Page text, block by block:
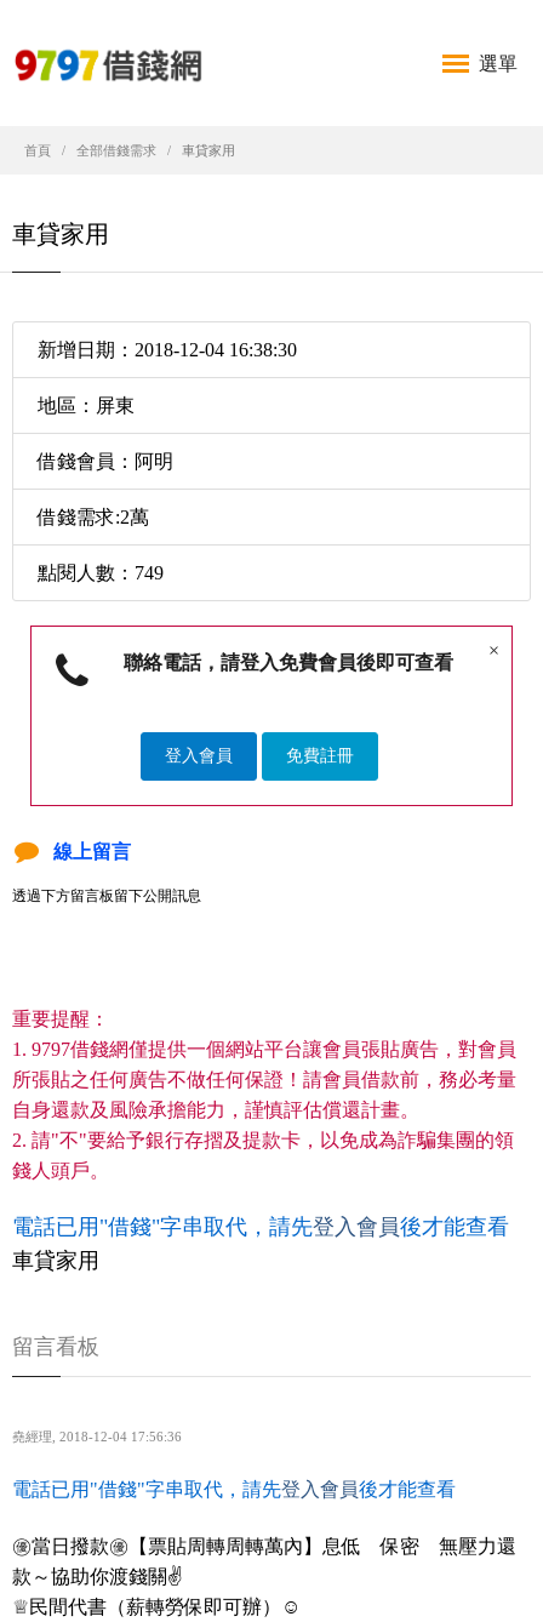
選單
首頁 全部借錢需求 車貸家用
車貸家用
新增日期：2018-12-04 16:38:30
地區：屏東
借錢會員：阿明
借錢需求:2萬
點閱人數：749
×
聯絡電話，請登入免費會員後即可查看
登入會員 免費註冊
線上留言
透過下方留言板留下公開訊息
重要提醒：
1. 9797借錢網僅提供一個網站平台讓會員張貼廣告，對會員
所張貼之任何廣告不做任何保證！請會員借款前，務必考量
自身還款及風險承擔能力，謹慎評估償還計畫。
2. 請"不"要給予銀行存摺及提款卡，以免成為詐騙集團的領
錢人頭戶。
電話已用"借錢"字串取代，請先登入會員後才能查看
車貸家用
留言看板
堯經理 2018-12-04 17:56:36
電話已用"借錢"字串取代，請先登入會員後才能查看
㊝當日撥款㊝【票貼周轉周轉萬內】息低 保密 無壓力還
款～協助你渡錢關✌
♕民間代書（薪轉勞保即可辦）☺